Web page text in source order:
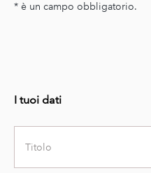
* è un campo obbligatorio.
I tuoi dati
Title